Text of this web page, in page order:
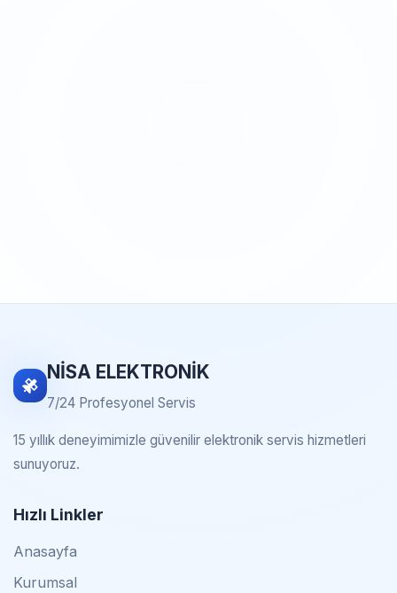
NİSA ELEKTRONİK
7/24 Profesyonel Servis
15 yıllık deneyimimizle güvenilir elektronik servis hizmetleri
sunuyoruz.
Hızlı Linkler
Anasayfa
Kurumsal